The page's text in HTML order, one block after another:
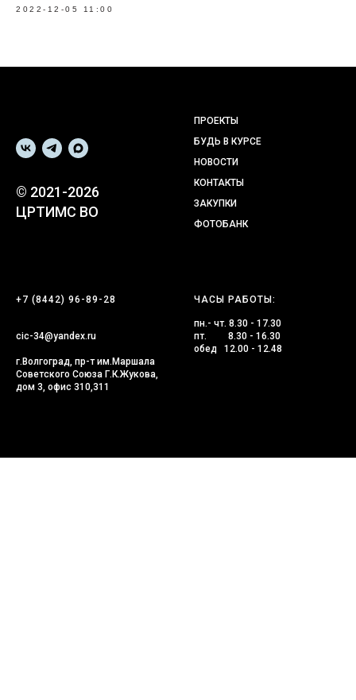
2022-12-05 11:00
© 2021-2026
ЦРТИМС ВО
ПРОЕКТЫ
БУДЬ В КУРСЕ
НОВОСТИ
КОНТАКТЫ
ЗАКУПКИ
ФОТОБАНК
+7 (8442) 96-89-28
cic-34@yandex.ru
г.Волгоград, пр-т им.Маршала
Советского Союза Г.К.Жукова,
дом 3, офис 310,311
ЧАСЫ РАБОТЫ:
пн.- чт. 8.30 - 17.30
пт. 8.30 - 16.30
обед 12.00 - 12.48